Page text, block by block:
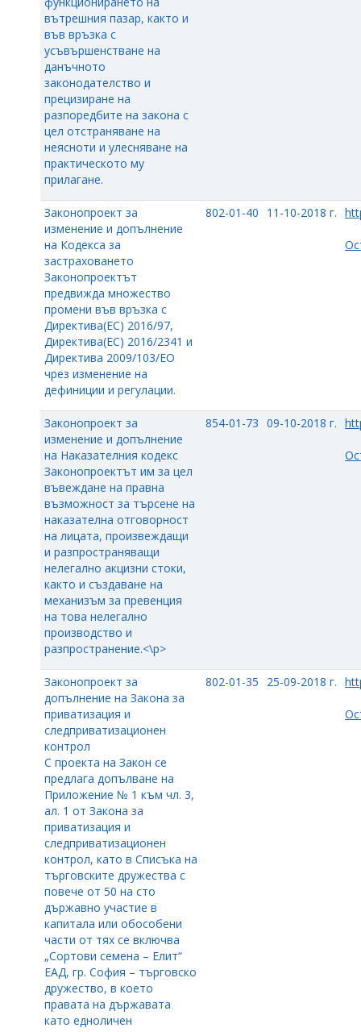
вътрешния пазар, както и
във връзка с
усъвършенстване на
данъчното
законодателство и
прецизиране на
разпоредбите на закона с
цел отстраняване на
неясноти и улесняване на
практическото му
прилагане.
Законопроект за
изменение и допълнение
на Кодекса за
застраховането
Законопроектът
предвижда множество
промени във връзка с
Директива(ЕС) 2016/97,
Директива(ЕС) 2016/2341 и
Директива 2009/103/ЕО
чрез изменение на
дефиниции и регулации.
802-01-40 11-10-2018 г.
Законопроект за
изменение и допълнение
на Наказателния кодекс
Законопроектът им за цел
въвеждане на правна
възможност за търсене на
наказателна отговорност
на лицата, произвеждащи
и разпространяващи
нелегално акцизни стоки,
както и създаване на
механизъм за превенция
на това нелегално
производство и
разпространение.<\p>
854-01-73 09-10-2018 г.
Законопроект за
допълнение на Закона за
приватизация и
следприватизационен
контрол
С проекта на Закон се
предлага допълване на
Приложение № 1 към чл. 3,
ал. 1 от Закона за
приватизация и
следприватизационен
контрол, като в Списъка на
търговските дружества с
повече от 50 на сто
държавно участие в
капитала или обособени
части от тях се включва
„Сортови семена – Елит“
ЕАД, гр. София – търговско
дружество, в което
правата на държавата
като едноличен
802-01-35 25-09-2018 г.